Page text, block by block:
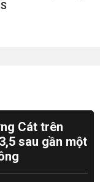
Cát trên
sau gần một